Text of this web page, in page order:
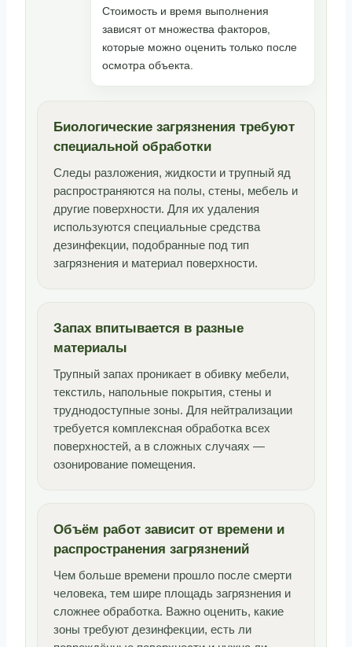
Стоимость и время выполнения
зависят от множества факторов,
которые можно оценить только после
осмотра объекта.
Биологические загрязнения требуют
специальной обработки
Следы разложения, жидкости и трупный яд
распространяются на полы, стены, мебель и
другие поверхности. Для их удаления
используются специальные средства
дезинфекции, подобранные под тип
загрязнения и материал поверхности.
Запах впитывается в разные
материалы
Трупный запах проникает в обивку мебели,
текстиль, напольные покрытия, стены и
труднодоступные зоны. Для нейтрализации
требуется комплексная обработка всех
поверхностей, а в сложных случаях —
озонирование помещения.
Объём работ зависит от времени и
распространения загрязнений
Чем больше времени прошло после смерти
человека, тем шире площадь загрязнения и
сложнее обработка. Важно оценить, какие
зоны требуют дезинфекции, есть ли